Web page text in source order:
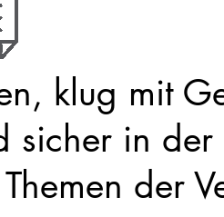
klug mit
sicher in
der